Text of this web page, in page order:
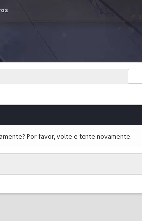
Por favor, volte e tente novamente.